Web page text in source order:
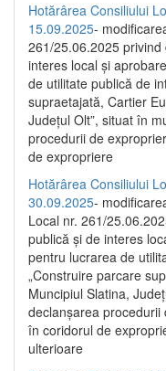
Hotărârea Consiliului
15.09.2025-
261/25.06.2025
interes local și
de utilitate publică de
supraetajată, Cartier
Județul Olt”, situat în
procedurii de
de expropriere
Hotărârea Consiliului
30.09.2025-
Local nr. 261/
publică şi de interes
pentru lucrarea de
„Construire parcare
Muncipiul Slatina,
declanşarea
în coridorul de
ulterioare